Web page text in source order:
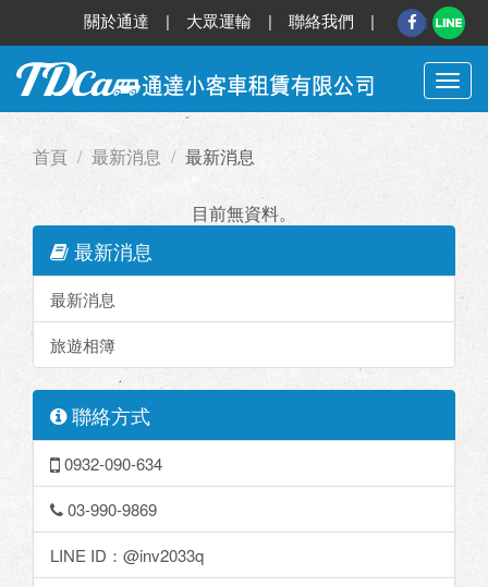
關於通達 | 大眾運輸 | 聯絡我們 |
切
換
首頁 最新消息 最新消息
目前無資料。
最新消息
最新消息
旅遊相簿
聯絡方式
0932-090-634
03-990-9869
LINE ID：@inv2033q